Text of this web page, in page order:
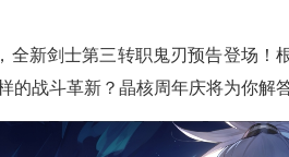
全新剑士第三转职鬼刃预告登场！
战斗革新？晶核周年庆将为你解答